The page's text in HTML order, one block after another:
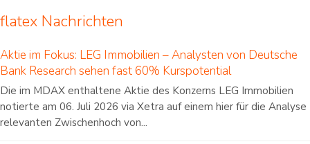
flatex Nachrichten
Aktie im Fokus: LEG Immobilien – Analysten von Deutsche
Bank Research sehen fast 60% Kurspotential
Die im MDAX enthaltene Aktie des Konzerns LEG Immobilien
notierte am 06. Juli 2026 via Xetra auf einem hier für die Analyse
relevanten Zwischenhoch von...